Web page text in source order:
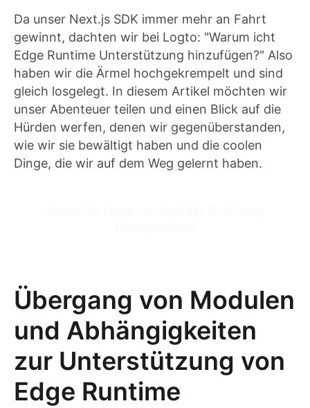
Da unser Next.js SDK immer mehr an Fahrt
gewinnt, dachten wir bei Logto: "Warum icht
Edge Runtime Unterstützung hinzufügen?" Also
haben wir die Ärmel hochgekrempelt und sind
gleich losgelegt. In diesem Artikel möchten wir
unser Abenteuer teilen und einen Blick auf die
Hürden werfen, denen wir gegenüberstanden,
wie wir sie bewältigt haben und die coolen
Dinge, die wir auf dem Weg gelernt haben.
Übergang von Modulen
und Abhängigkeiten
zur Unterstützung von
Edge Runtime